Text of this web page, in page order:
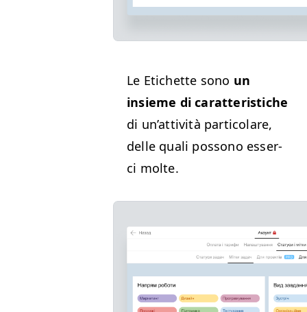
Le Etichette sono un
insieme di carat­ter­is­tiche
di un’at­tiv­ità par­ti­co­lare,
delle quali pos­sono esser­
ci molte.